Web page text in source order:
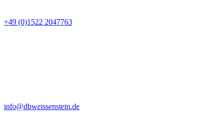
+49 (0)1522 2047763
info@dbweissenstein.de